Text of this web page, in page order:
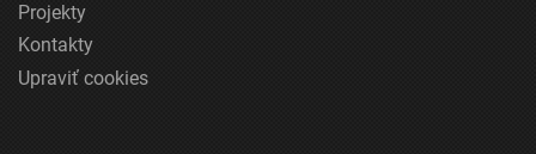
Projekty
Kontakty
Upraviť cookies